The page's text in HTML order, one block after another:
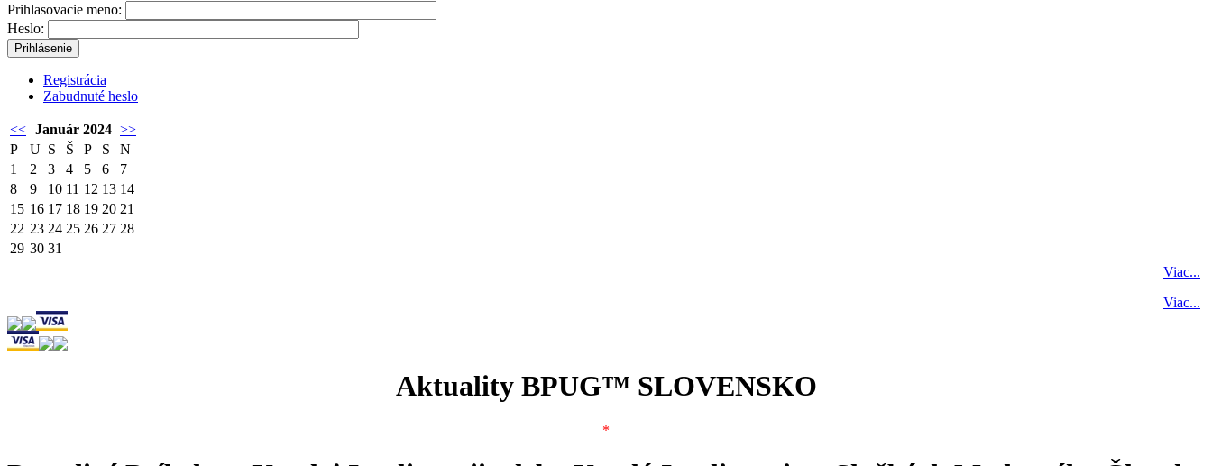
Prihlasovacie meno:
Heslo:
Registrácia
Zabudnuté heslo
<< Január 2024 >>
P
U S Š P S
N
1
2 3 4 5 6
7
8
9 10 11 12 13 14
15 16 17 18 19 20 21
22 23 24 25 26 27 28
29 30 31
Viac...
Viac...
Aktuality BPUG™ SLOVENSKO
*